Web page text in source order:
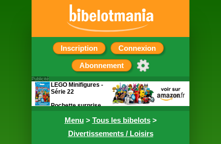
Inscription Connexion
Abonnement
Menu> Tous les bibelots>
Divertissements / Loisirs
Publicité
LEGO Minifigures -
Série 22
Pochette surprise
figurine